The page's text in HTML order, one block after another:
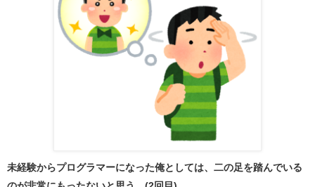
未経験からプログラマーになった俺としては、二の足を踏んでいる